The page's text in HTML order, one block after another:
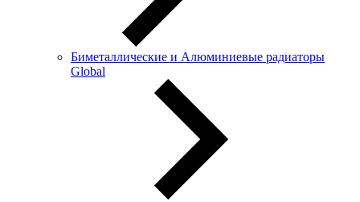
Биметаллические и Алюминиевые радиаторы
Global